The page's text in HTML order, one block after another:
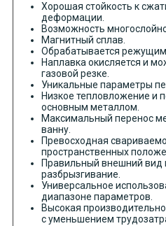
Хорошая стойкость к
деформации.
Возможность
Магнитный сплав.
Обрабатывается режущим
Наплавка окисляется и
газовой резке.
Уникальные параметры
Низкое тепловложение и
основным металлом.
Максимальный перенос
ванну.
Превосходная
пространственных
Правильный внешний вид
разбрызгивание.
Универсальное
диапазоне параметров.
Высокая
с уменьшением